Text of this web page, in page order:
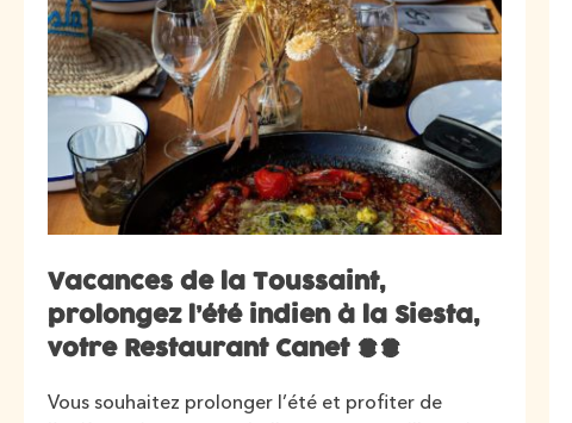
Vacances de la Toussaint,
prolongez l’été indien à la Siesta,
votre Restaurant Canet 66
Vous souhaitez prolonger l’été et profiter de